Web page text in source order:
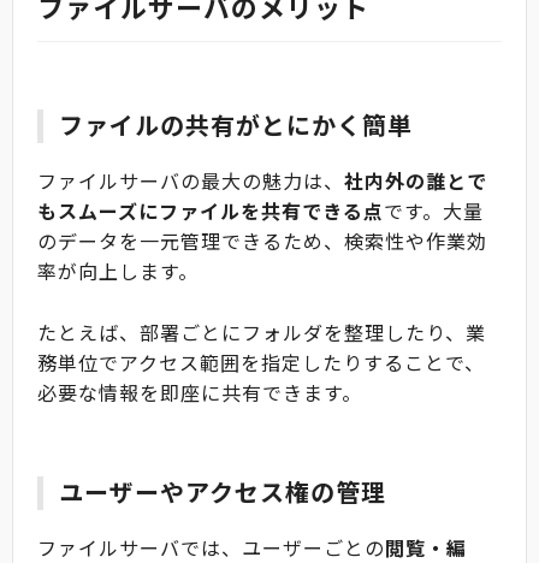
ファイルサーバのメリット
ファイルの共有がとにかく簡単
ファイルサーバの最大の魅力は、 社内外の誰とで
もスムーズにファイルを共有できる点です。大量
のデータを一元管理できるため、検索性や作業効
率が向上します。
たとえば、部署ごとにフォルダを整理したり、業
務単位でアクセス範囲を指定したりすることで、
必要な情報を即座に共有できます。
ユーザーやアクセス権の管理
ファイルサーバでは、ユーザーごとの閲覧・編